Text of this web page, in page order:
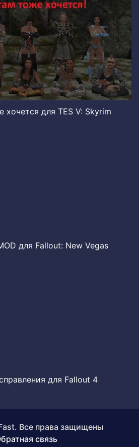
хочется для TES V: Skyrim
для Fallout: New Vegas
для Fallout 4
Все права защищены
связь